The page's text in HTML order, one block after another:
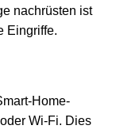
nachrüsten ist
Eingriffe.
Home-
Wi-Fi. Dies